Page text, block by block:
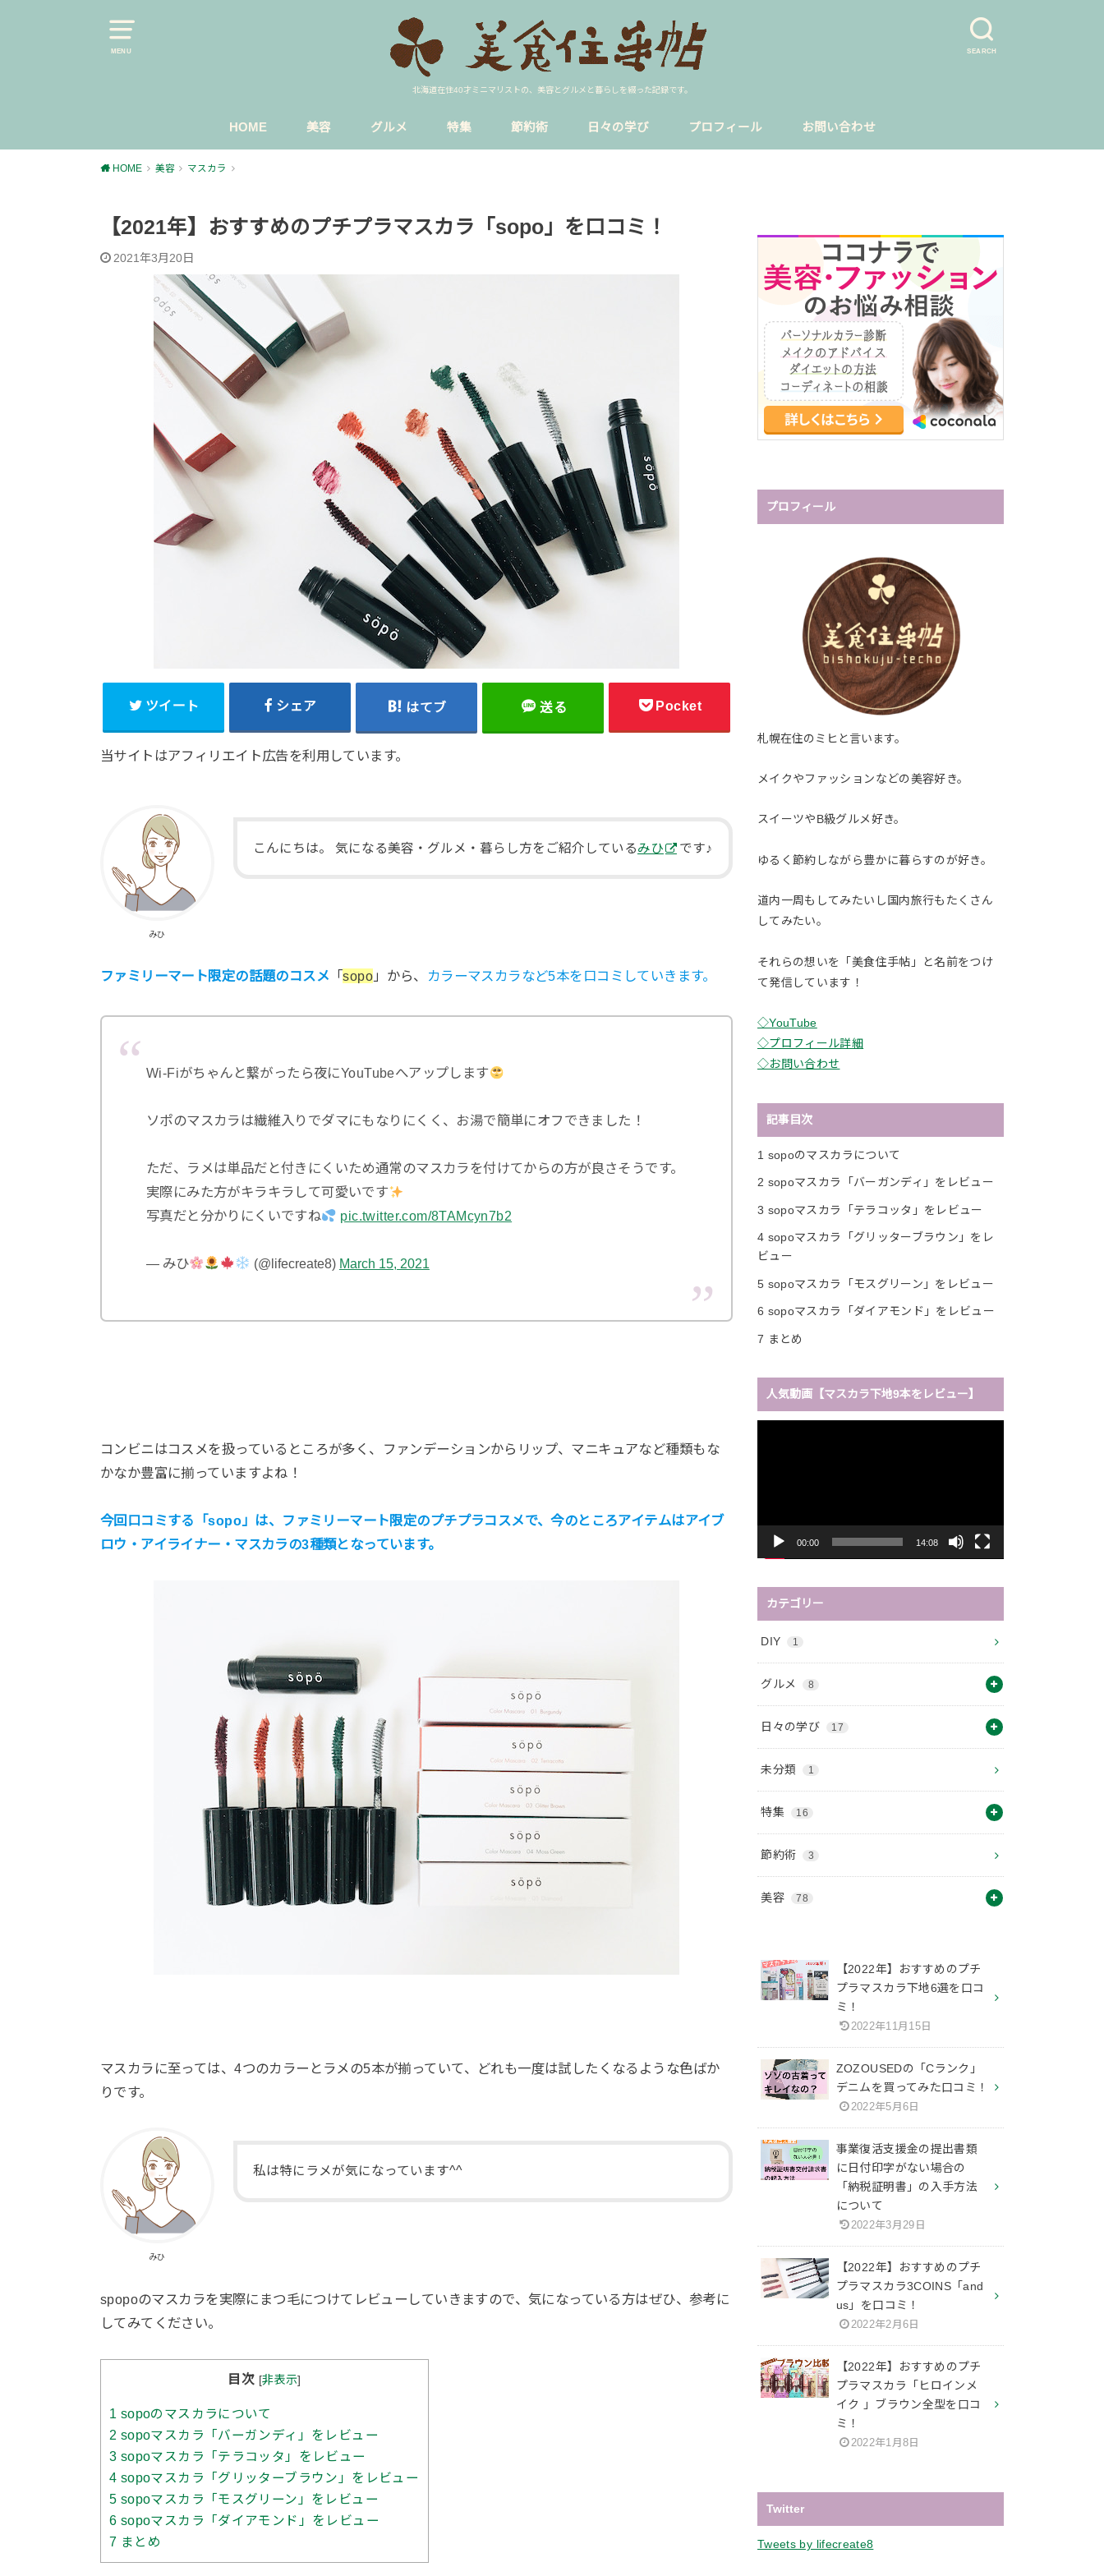
MENU SEARCH
北海道在住40才ミニマリストの、美容とグルメと暮らしを綴った記録です。
HOME 美容 グルメ 特集 節約術 日々の学び プロフィール お問い合わせ
HOME 美容 マスカラ
【2021年】おすすめのプチプラマスカラ「sopo」を口コミ！
2021年3月20日
ツイート シェア はてブ 送る Pocket
当サイトはアフィリエイト広告を利用しています。
みひ
こんにちは。 気になる美容・グルメ・暮らし方をご紹介しているみひ です♪
ファミリーマート限定の話題のコスメ 「sopo 」から、 カラーマスカラなど5本を口コミしていきます。
Wi-Fiがちゃんと繋がったら夜にYouTubeへアップします
ソポのマスカラは繊維入りでダマにもなりにくく、お湯で簡単にオフできました！
ただ、ラメは単品だと付きにくいため通常のマスカラを付けてからの方が良さそうです。
実際にみた方がキラキラして可愛いです
写真だと分かりにくいですね
pic.twitter.com/8TAMcyn7b2
— みひ (@lifecreate8) March 15, 2021
コンビニはコスメを扱っているところが多く、ファンデーションからリップ、マニキュアなど種類もな
かなか豊富に揃っていますよね！
今回口コミする「sopo」は、ファミリーマート限定のプチプラコスメで、今のところアイテムはアイブ
ロウ・アイライナー・マスカラの3種類となっています。
マスカラに至っては、4つのカラーとラメの5本が揃っていて、どれも一度は試したくなるような色ばか
りです。
みひ
私は特にラメが気になっています^^
spopoのマスカラを実際にまつ毛につけてレビューしていきますので、気になっている方はぜひ、参考に
してみてください。
目次 [非表示]
1 sopoのマスカラについて
2 sopoマスカラ「バーガンディ」をレビュー
3 sopoマスカラ「テラコッタ」をレビュー
4 sopoマスカラ「グリッターブラウン」をレビュー
5 sopoマスカラ「モスグリーン」をレビュー
6 sopoマスカラ「ダイアモンド」をレビュー
7 まとめ
プロフィール
札幌在住のミヒと言います。
メイクやファッションなどの美容好き。
スイーツやB級グルメ好き。
ゆるく節約しながら豊かに暮らすのが好き。
道内一周もしてみたいし国内旅行もたくさん
してみたい。
それらの想いを「美食住手帖」と名前をつけ
て発信しています！
◇YouTube
◇プロフィール詳細
◇お問い合わせ
記事目次
1 sopoのマスカラについて
2 sopoマスカラ「バーガンディ」をレビュー
3 sopoマスカラ「テラコッタ」をレビュー
4 sopoマスカラ「グリッターブラウン」をレ
ビュー
5 sopoマスカラ「モスグリーン」をレビュー
6 sopoマスカラ「ダイアモンド」をレビュー
7 まとめ
人気動画【マスカラ下地9本をレビュー】
ヤ
00:00 14:08
カテゴリー
DIY 1
グルメ 8
日々の学び 17
未分類 1
特集 16
節約術 3
美容 78
【2022年】おすすめのプチ
プラマスカラ下地6選を口コ
ミ！
2022年11月15日
ZOZOUSEDの「Cランク」
デニムを買ってみた口コミ！
2022年5月6日
事業復活支援金の提出書類
に日付印字がない場合の
「納税証明書」の入手方法
について
2022年3月29日
【2022年】おすすめのプチ
プラマスカラ3COINS「and
us」を口コミ！
2022年2月6日
【2022年】おすすめのプチ
プラマスカラ「ヒロインメ
イク 」ブラウン全型を口コ
ミ！
2022年1月8日
Twitter
Tweets by lifecreate8